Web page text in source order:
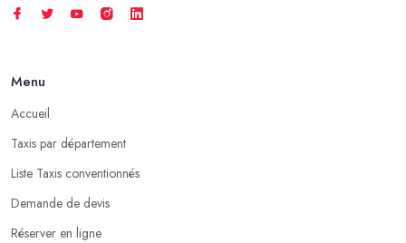
Menu
Accueil
Taxis par département
Liste Taxis conventionnés
Demande de devis
Réserver en ligne